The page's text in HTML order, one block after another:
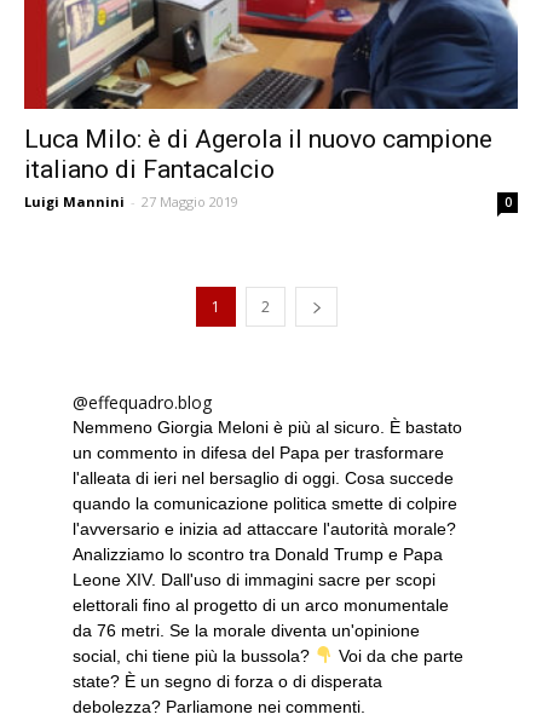
Luca Milo: è di Agerola il nuovo campione
italiano di Fantacalcio
Luigi Mannini - 27 Maggio 2019 0
1 2
@effequadro.blog
Nemmeno Giorgia Meloni è più al sicuro. È bastato
un commento in difesa del Papa per trasformare
l'alleata di ieri nel bersaglio di oggi. Cosa succede
quando la comunicazione politica smette di colpire
l'avversario e inizia ad attaccare l'autorità morale?
Analizziamo lo scontro tra Donald Trump e Papa
Leone XIV. Dall'uso di immagini sacre per scopi
elettorali fino al progetto di un arco monumentale
da 76 metri. Se la morale diventa un'opinione
social, chi tiene più la bussola?
Voi da che parte
state? È un segno di forza o di disperata
debolezza? Parliamone nei commenti.